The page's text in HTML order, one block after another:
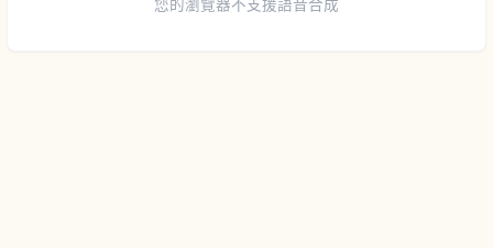
您的瀏覽器不支援語音合成